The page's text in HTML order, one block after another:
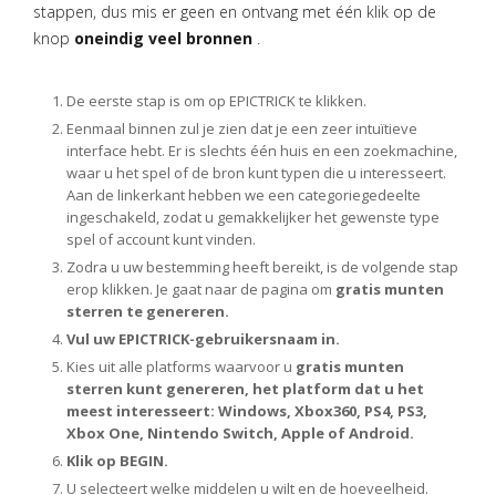
stappen, dus mis er geen en ontvang met één klik op de
knop oneindig veel bronnen .
De eerste stap is om op EPICTRICK te klikken.
Eenmaal binnen zul je zien dat je een zeer intuïtieve
interface hebt. Er is slechts één huis en een zoekmachine,
waar u het spel of de bron kunt typen die u interesseert.
Aan de linkerkant hebben we een categoriegedeelte
ingeschakeld, zodat u gemakkelijker het gewenste type
spel of account kunt vinden.
Zodra u uw bestemming heeft bereikt, is de volgende stap
erop klikken. Je gaat naar de pagina om gratis munten
sterren te genereren.
Vul uw EPICTRICK-gebruikersnaam in.
Kies uit alle platforms waarvoor u gratis munten
sterren kunt genereren, het platform dat u het
meest interesseert: Windows, Xbox360, PS4, PS3,
Xbox One, Nintendo Switch, Apple of Android.
Klik op BEGIN.
U selecteert welke middelen u wilt en de hoeveelheid.